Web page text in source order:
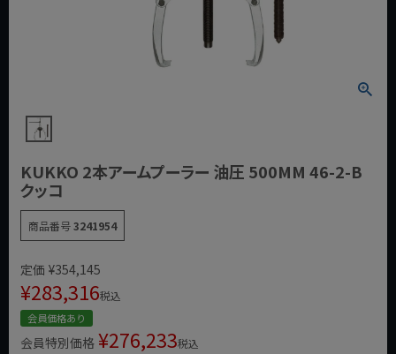
KUKKO 2本アームプーラー 油圧 500MM 46-2-B
クッコ
商品番号3241954
定価 ¥354,145
¥283,316税込
会員価格あり
会員特別価格 ¥276,233税込